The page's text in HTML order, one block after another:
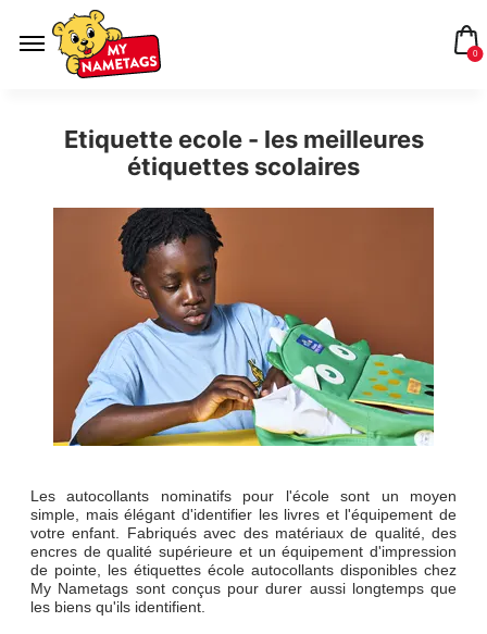
0
Etiquette ecole - les meilleures
étiquettes scolaires
Les autocollants nominatifs pour l'école sont un moyen
simple, mais élégant d'identifier les livres et l'équipement de
votre enfant. Fabriqués avec des matériaux de qualité, des
encres de qualité supérieure et un équipement d'impression
de pointe, les étiquettes école autocollants disponibles chez
My Nametags sont conçus pour durer aussi longtemps que
les biens qu'ils identifient.